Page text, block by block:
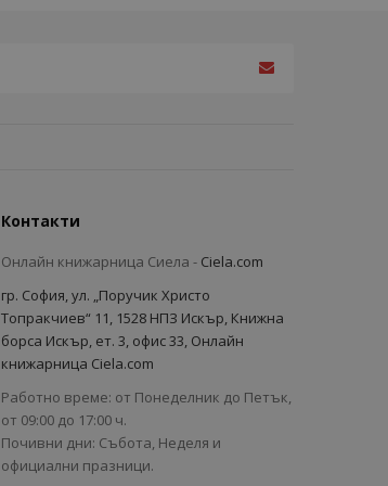
Контакти
Онлайн книжарница Сиела - Ciela.com
гр. София, ул. „Поручик Христо
Топракчиев“ 11, 1528 НПЗ Искър, Книжна
борса Искър, ет. 3, офис 33, Онлайн
книжарница Ciela.com
Работно време: от Понеделник до Петък,
от 09:00 до 17:00 ч.
Почивни дни: Събота, Неделя и
официални празници.